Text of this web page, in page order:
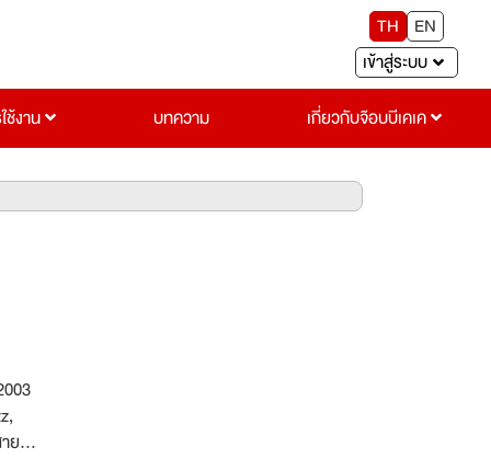
TH
EN
เข้าสู่ระบบ
ช้งาน
บทความ เกี่ยวกับจ๊อบบีเคเค
ย